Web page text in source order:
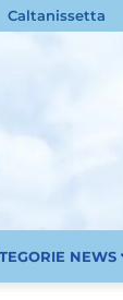
Caltanissetta
NEWS